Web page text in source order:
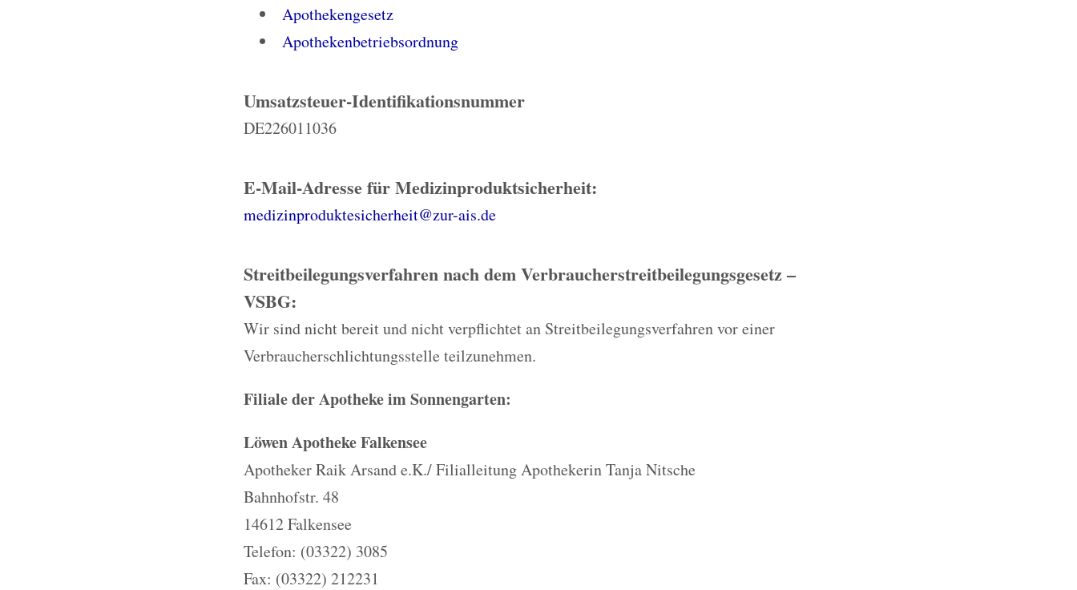
Apothekengesetz
Apothekenbetriebsordnung
Umsatzsteuer-Identifikationsnummer
DE226011036
E-Mail-Adresse für Medizinproduktsicherheit:
medizinproduktesicherheit@zur-ais.de
Streitbeilegungsverfahren nach dem Verbraucherstreitbeilegungsgesetz –
VSBG:
Wir sind nicht bereit und nicht verpflichtet an Streitbeilegungsverfahren vor einer
Verbraucherschlichtungsstelle teilzunehmen.
Filiale der Apotheke im Sonnengarten:
Löwen Apotheke Falkensee
Apotheker Raik Arsand e.K./ Filialleitung Apothekerin Tanja Nitsche
Bahnhofstr. 48
14612 Falkensee
Telefon: (03322) 3085
Fax: (03322) 212231